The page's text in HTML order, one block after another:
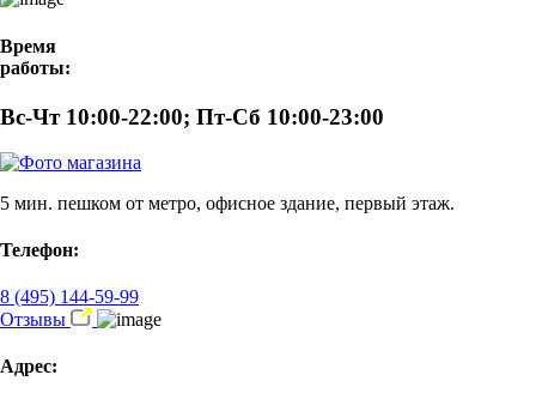
Время
работы:
Вс-Чт 10:00-22:00; Пт-Сб 10:00-23:00
5 мин. пешком от метро, офисное здание, первый этаж.
Телефон:
8 (495) 144-59-99
Отзывы
Адрес: